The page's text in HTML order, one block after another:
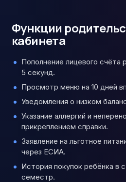
Функции
кабинета
Пополнение лицевого счёта
5 секунд.
Просмотр меню на 10 дней
Уведомления о низком
Указание аллергий и
прикреплением справки.
Заявление на льготное
через ЕСИА.
История покупок ребёнка в
семестр.